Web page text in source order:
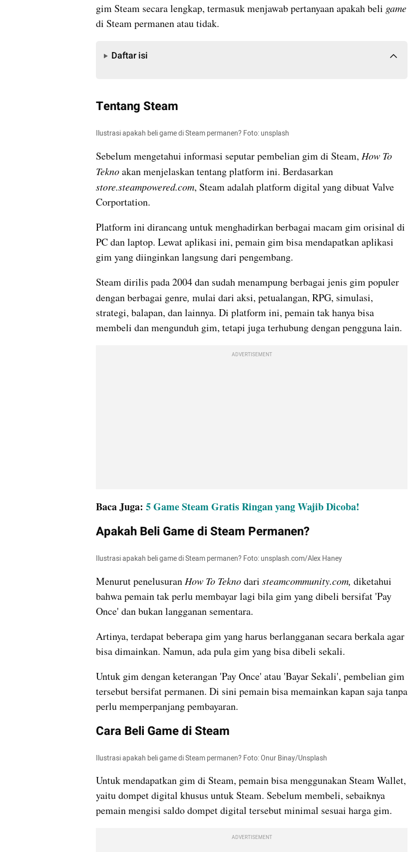
gim Steam secara lengkap, termasuk menjawab pertanyaan apakah beli
di Steam permanen atau tidak.
Daftar isi
Tentang Steam
Ilustrasi apakah beli game di Steam permanen? Foto: unsplash
Sebelum mengetahui informasi seputar pembelian gim di Steam, How To
Tekno
store.steampowered.com, Steam adalah platform digital yang dibuat Valve
Corportation.
Platform ini dirancang untuk menghadirkan berbagai macam gim orisinal di
PC dan laptop. Lewat aplikasi ini, pemain gim bisa mendapatkan aplikasi
gim yang diinginkan langsung dari pengembang.
Steam dirilis pada 2004 dan sudah menampung berbagai jenis gim populer
dengan berbagai genre, mulai dari aksi, petualangan, RPG, simulasi,
strategi, balapan, dan lainnya. Di platform ini, pemain tak hanya bisa
membeli dan mengunduh gim, tetapi juga terhubung dengan pengguna lain.
ADVERTISEMENT
Baca Juga: 5 Game Steam Gratis Ringan yang Wajib Dicoba!
Apakah Beli Game di Steam Permanen?
Ilustrasi apakah beli game di Steam permanen? Foto: unsplash.com/Alex Haney
Menurut penelusuran How To Tekno dari steamcommunity.com, diketahui
bahwa pemain tak perlu membayar lagi bila gim yang dibeli bersifat 'Pay
Once' dan bukan langganan sementara.
Artinya, terdapat beberapa gim yang harus berlangganan secara berkala agar
bisa dimainkan. Namun, ada pula gim yang bisa dibeli sekali.
Untuk gim dengan keterangan 'Pay Once' atau 'Bayar Sekali', pembelian gim
tersebut bersifat permanen. Di sini pemain bisa memainkan kapan saja tanpa
perlu memperpanjang pembayaran.
Cara Beli Game di Steam
Ilustrasi apakah beli game di Steam permanen? Foto: Onur Binay/Unsplash
Untuk mendapatkan gim di Steam, pemain bisa menggunakan Steam Wallet,
yaitu dompet digital khusus untuk Steam. Sebelum membeli, sebaiknya
pemain mengisi saldo dompet digital tersebut minimal sesuai harga gim.
ADVERTISEMENT